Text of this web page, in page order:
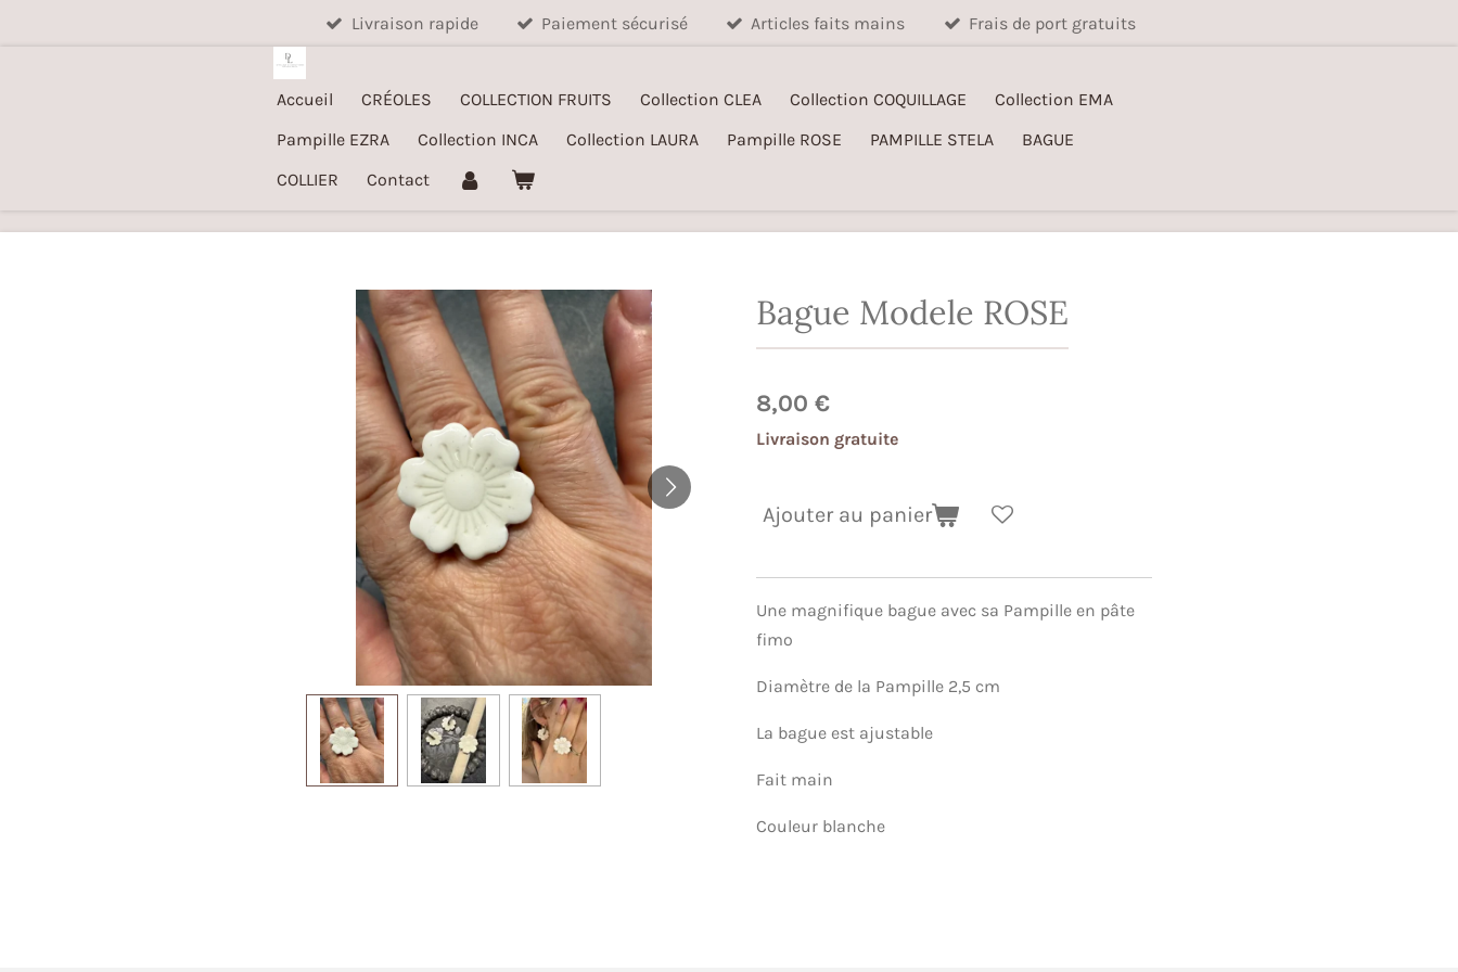
Livraison rapide Paiement sécurisé Articles faits mains Frais de port gratuits
Accueil CRÉOLES COLLECTION FRUITS Collection CLEA Collection COQUILLAGE
Collection EMA
Pampille EZRA
Collection INCA Collection LAURA Pampille ROSE PAMPILLE STELA
BAGUE
COLLIER
Contact
Bague Modele ROSE
8,00 €
Livraison gratuite
Ajouter au panier
Une magnifique bague avec sa Pampille en pâte
fimo
Diamètre de la Pampille 2,5 cm
La bague est ajustable
Fait main
Couleur blanche